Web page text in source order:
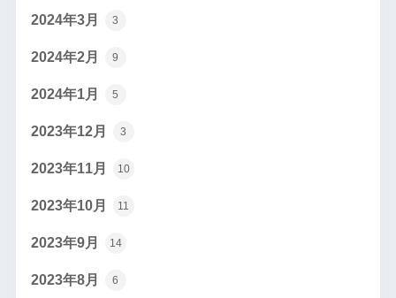
2024年3月 3
2024年2月 9
2024年1月 5
2023年12月 3
2023年11月 10
2023年10月 11
2023年9月 14
2023年8月 6